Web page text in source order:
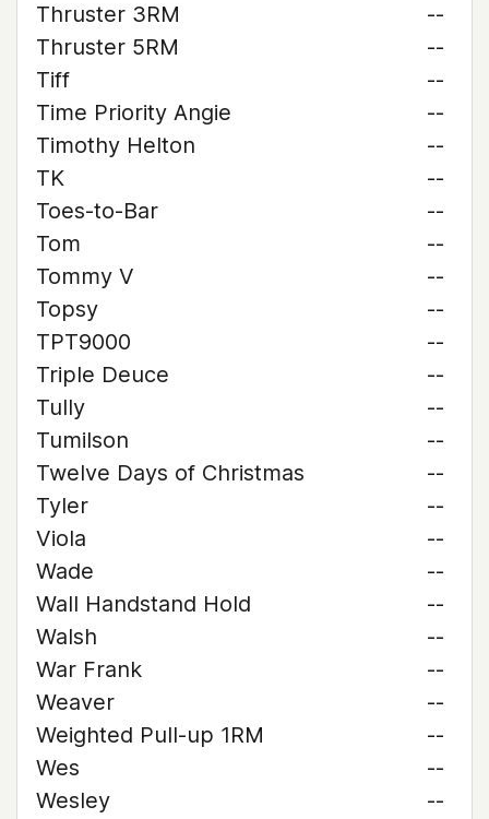
Thruster 3RM
--
Thruster 5RM
--
Tiff
--
Time Priority Angie
--
Timothy Helton
--
TK
--
Toes-to-Bar
--
Tom
--
Tommy V
--
Topsy
--
TPT9000
--
Triple Deuce
--
Tully
--
Tumilson
--
Twelve Days of Christmas
--
Tyler
--
Viola
--
Wade
--
Wall Handstand Hold
--
Walsh
--
War Frank
--
Weaver
--
Weighted Pull-up 1RM
--
Wes
--
Wesley
--